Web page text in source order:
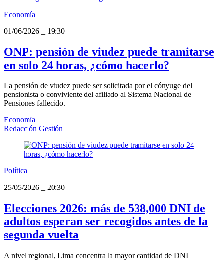
Economía
01/06/2026
19:30
ONP: pensión de viudez puede tramitarse
en solo 24 horas, ¿cómo hacerlo?
La pensión de viudez puede ser solicitada por el cónyuge del
pensionista o conviviente del afiliado al Sistema Nacional de
Pensiones fallecido.
Economía
Redacción Gestión
Política
25/05/2026
20:30
Elecciones 2026: más de 538,000 DNI de
adultos esperan ser recogidos antes de la
segunda vuelta
A nivel regional, Lima concentra la mayor cantidad de DNI